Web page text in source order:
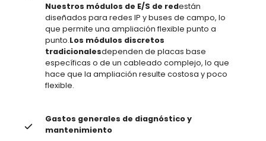
Nuestros módulos de E/S de redestán
diseñados para redes IP y buses de campo, lo
que permite una ampliación flexible punto a
punto.Los módulos discretos
tradicionalesdependen de placas base
específicas o de un cableado complejo, lo que
hace que la ampliación resulte costosa y poco
flexible.
Gastos generales de diagnóstico y
mantenimiento